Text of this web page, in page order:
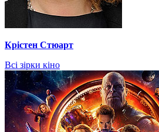
Крістен Стюарт
Всі зірки кіно